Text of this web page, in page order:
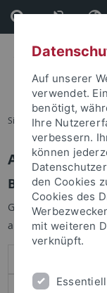
Direkt
zum
Inhalt
Direkt
zur
Fußleiste
Sie sind hier:
Anmelden
Geben Sie Ihren
anzumelden:
Auf unserer
verwendet.
benötigt,
Ihre
verbessern.
können
den Cookies
Cookies des
mit weiteren
verknüpft.
Essentiell